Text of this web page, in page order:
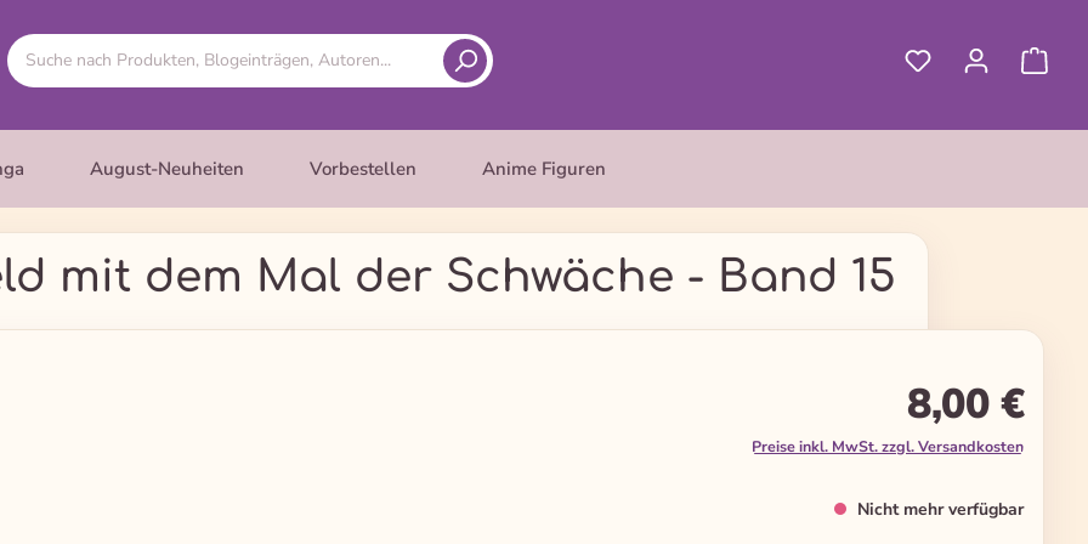
August-Neuheiten Vorbestellen Anime Figuren
mit dem Mal der Schwäche - Band 15
8,00 €
Preise inkl. MwSt. zzgl. Versandkosten
Nicht mehr verfügbar